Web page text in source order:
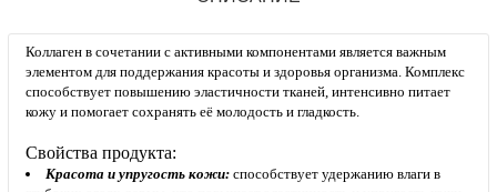
Коллаген в сочетании с активными компонентами является важным
элементом для поддержания красоты и здоровья организма. Комплекс
способствует повышению эластичности тканей, интенсивно питает
кожу и помогает сохранять её молодость и гладкость.
Свойства продукта:
Красота и упругость кожи:способствует удержанию влаги в